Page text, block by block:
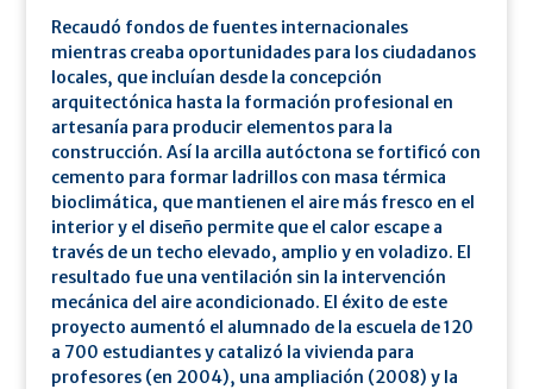
Recaudó fondos de fuentes internacionales
mientras creaba oportunidades para los ciudadanos
locales, que incluían desde la concepción
arquitectónica hasta la formación profesional en
artesanía para producir elementos para la
construcción. Así la arcilla autóctona se fortificó con
cemento para formar ladrillos con masa térmica
bioclimática, que mantienen el aire más fresco en el
interior y el diseño permite que el calor escape a
través de un techo elevado, amplio y en voladizo. El
resultado fue una ventilación sin la intervención
mecánica del aire acondicionado. El éxito de este
proyecto aumentó el alumnado de la escuela de 120
a 700 estudiantes y catalizó la vivienda para
profesores (en 2004), una ampliación (2008) y la